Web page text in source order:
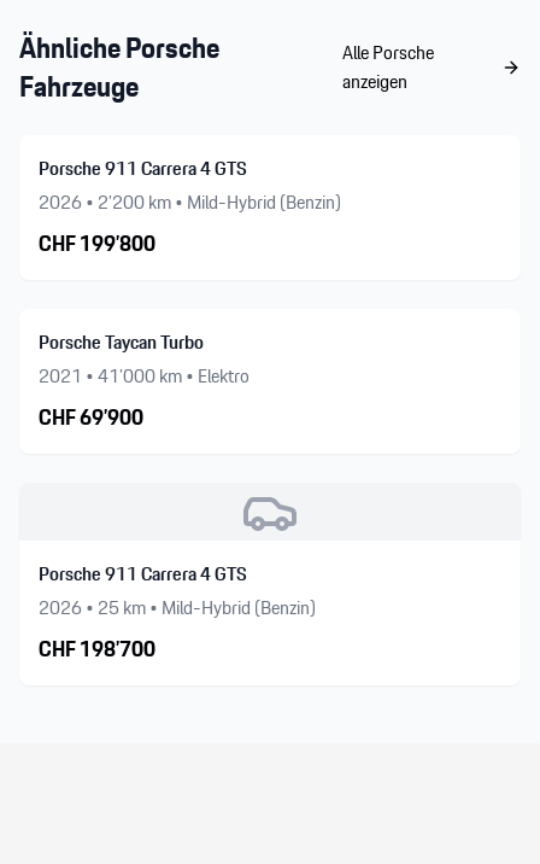
ÄhnlichePorsche
Fahrzeuge
AllePorsche
anzeigen
Porsche 911 Carrera 4 GTS
2026• 2’200km • Mild-Hybrid (Benzin)
CHF199’800
Porsche Taycan Turbo
2021 •41’000km • Elektro
CHF69’900
Porsche 911 Carrera 4 GTS
2026• 25km • Mild-Hybrid (Benzin)
CHF198’700